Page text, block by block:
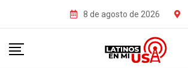
8 de agosto de 2026